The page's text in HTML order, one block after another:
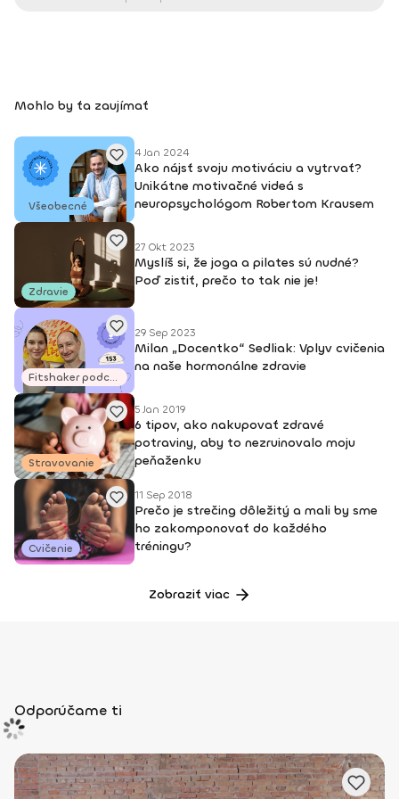
Mohlo by ťa zaujímať
Všeobecné
4 Jan 2024
Ako nájsť svoju motiváciu a vytrvať?
Unikátne motivačné videá s
neuropsychológom Robertom Krausem
Zdravie
27 Okt 2023
Myslíš si, že joga a pilates sú nudné?
Poď zistiť, prečo to tak nie je!
Fitshaker podcasty
29 Sep 2023
Milan „Docentko“ Sedliak: Vplyv cvičenia
na naše hormonálne zdravie
Stravovanie
5 Jan 2019
6 tipov, ako nakupovať zdravé
potraviny, aby to nezruinovalo moju
peňaženku
Cvičenie
11 Sep 2018
Prečo je strečing dôležitý a mali by sme
ho zakomponovať do každého
tréningu?
Zobraziť viac
Odporúčame ti